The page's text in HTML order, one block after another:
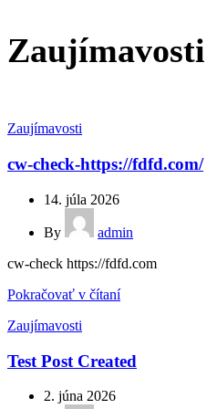
Zaujímavosti
Zaujímavosti
cw-check-https://fdfd.com/
14. júla 2026
By
admin
cw-check https://fdfd.com
Pokračovať v čítaní
Zaujímavosti
Test Post Created
2. júna 2026